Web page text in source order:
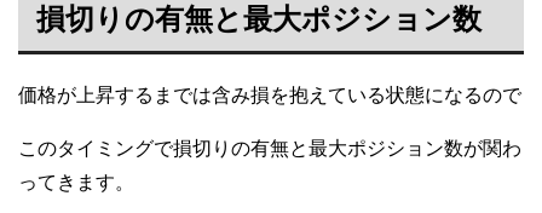
損切りの有無と最大ポジション数
価格が上昇するまでは含み損を抱えている状態になるので
このタイミングで損切りの有無と最大ポジション数が関わ
ってきます。